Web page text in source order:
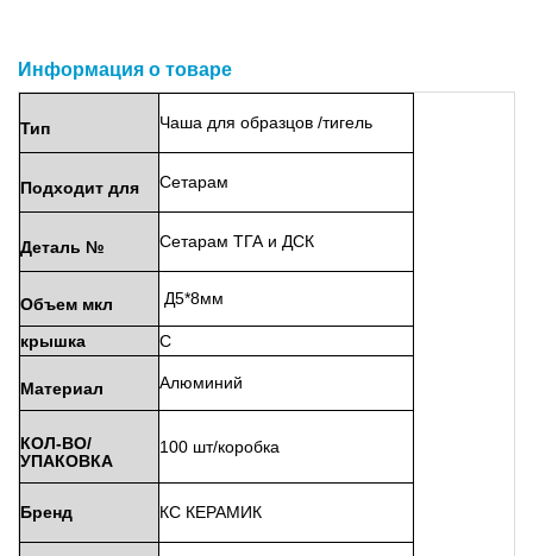
Информация о товаре
Тип Чаша для образцов /тигель
Подходит для Сетарам
Деталь № Сетарам ТГА и ДСК
Объем мкл Д5*8мм
крышка С
Материал Алюминий
КОЛ-ВО/
УПАКОВКА
100 шт/коробка
Бренд КС КЕРАМИК